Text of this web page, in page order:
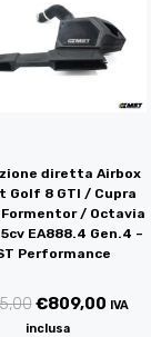
diretta Airbox
Golf 8 GTI / Cupra
Formentor / Octavia
EA888.4 Gen.4 –
Performance
€809,00 IVA
inclusa